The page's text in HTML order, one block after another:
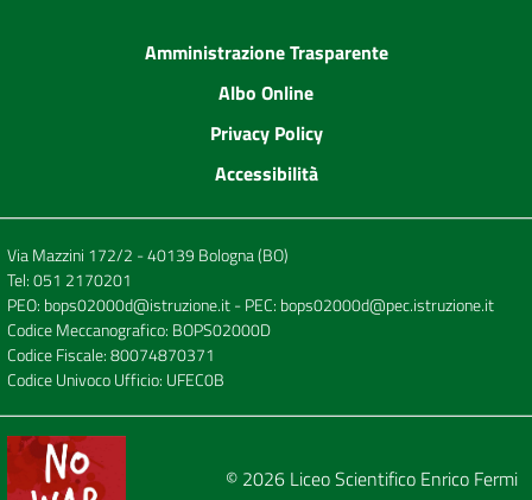
Amministrazione Trasparente
Albo Online
Privacy Policy
Accessibilità
Via Mazzini 172/2 - 40139 Bologna (BO)
Tel:051 2170201
PEO: bops02000d@istruzione.it- PEC: bops02000d@pec.istruzione.it
Codice Meccanografico: BOPS02000D
Codice Fiscale: 80074870371
Codice Univoco Ufficio: UFEC0B
© 2026 Liceo Scientifico Enrico Fermi